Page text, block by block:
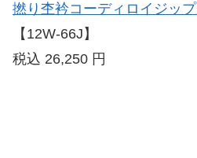
撚り杢衿コーディロイジッ
【12W-66J】
税込 26,250 円